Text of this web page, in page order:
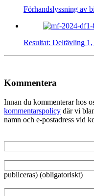
Förhandslyssning av
Resultat: Deltävling
Kommentera
Innan du kommenterar hos
kommentarspolicy där vi
namn och e-postadress vid
publiceras) (obligatoriskt)